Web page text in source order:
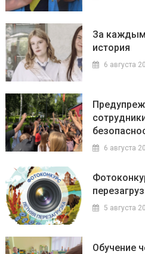
За каждым
история
6 августа
6 августа
5 августа
Обучение